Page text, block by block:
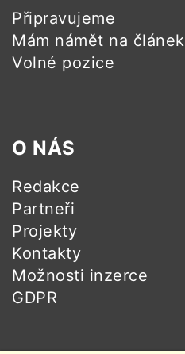
Připravujeme
Mám námět na článek
Volné pozice
O NÁS
Redakce
Partneři
Projekty
Kontakty
Možnosti inzerce
GDPR